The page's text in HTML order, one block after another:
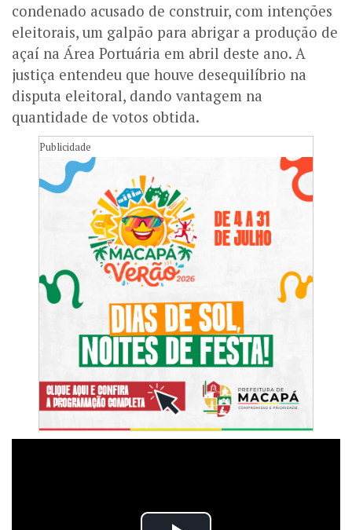
condenado acusado de construir, com intenções
eleitorais, um galpão para abrigar a produção de
açaí na Área Portuária em abril deste ano. A
justiça entendeu que houve desequilíbrio na
disputa eleitoral, dando vantagem na
quantidade de votos obtida.
Publicidade